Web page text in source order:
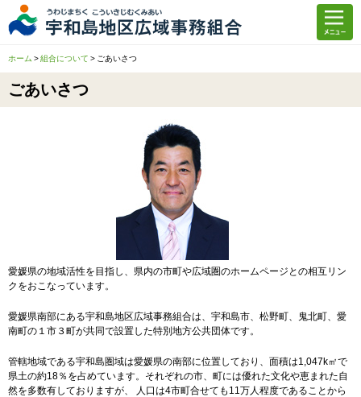
メニュー
ホーム
組合について
広域事務組合の紹介
特別養護老人ホーム
養護老人ホーム
児童福祉施設
環境施設
その他施設
ホーム 組合について ごあいさつ
ごあいさつ
愛媛県の地域活性を目指し、県内の市町や広域圏のホームページとの相互リン
クをおこなっています。
愛媛県南部にある宇和島地区広域事務組合は、宇和島市、松野町、鬼北町、愛
南町の１市３町が共同で設置した特別地方公共団体です。
管轄地域である宇和島圏域は愛媛県の南部に位置しており、面積は1,047k㎡で
県土の約18％を占めています。それぞれの市、町には優れた文化や恵まれた自
然を多数有しておりますが、 人口は4市町合せても11万人程度であることから